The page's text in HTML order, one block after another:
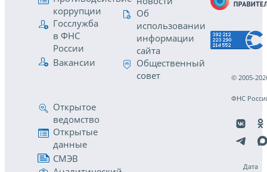
коррупции
Госслужба
в ФНС
России
Вакансии
Об
использовании
информации
сайта
Общественный
совет
Открытое
ведомство
Открытые
данные
СМЭВ
© 2005-
ФНС
Дата